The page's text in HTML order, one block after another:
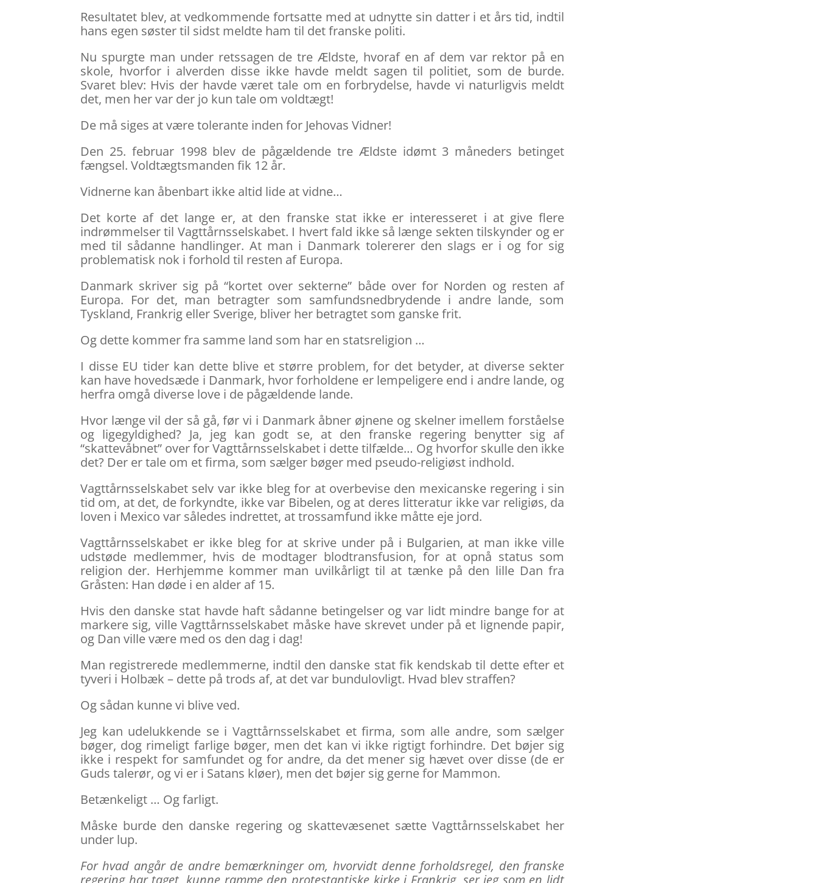
Resultatet blev, at vedkommende fortsatte med at udnytte sin datter i et års tid, indtil
hans egen søster til sidst meldte ham til det franske politi.
Nu spurgte man under retssagen de tre Ældste, hvoraf en af dem var rektor på en
skole, hvorfor i alverden disse ikke havde meldt sagen til politiet, som de burde.
Svaret blev: Hvis der havde været tale om en forbrydelse, havde vi naturligvis meldt
det, men her var der jo kun tale om voldtægt!
De må siges at være tolerante inden for Jehovas Vidner!
Den 25. februar 1998 blev de pågældende tre Ældste idømt 3 måneders betinget
fængsel. Voldtægtsmanden fik 12 år.
Vidnerne kan åbenbart ikke altid lide at vidne…
Det korte af det lange er, at den franske stat ikke er interesseret i at give flere
indrømmelser til Vagttårnsselskabet. I hvert fald ikke så længe sekten tilskynder og er
med til sådanne handlinger. At man i Danmark tolererer den slags er i og for sig
problematisk nok i forhold til resten af Europa.
Danmark skriver sig på “kortet over sekterne” både over for Norden og resten af
Europa. For det, man betragter som samfundsnedbrydende i andre lande, som
Tyskland, Frankrig eller Sverige, bliver her betragtet som ganske frit.
Og dette kommer fra samme land som har en statsreligion …
I disse EU tider kan dette blive et større problem, for det betyder, at diverse sekter
kan have hovedsæde i Danmark, hvor forholdene er lempeligere end i andre lande, og
herfra omgå diverse love i de pågældende lande.
Hvor længe vil der så gå, før vi i Danmark åbner øjnene og skelner imellem forståelse
og ligegyldighed? Ja, jeg kan godt se, at den franske regering benytter sig af
“skattevåbnet” over for Vagttårnsselskabet i dette tilfælde… Og hvorfor skulle den ikke
det? Der er tale om et firma, som sælger bøger med pseudo-religiøst indhold.
Vagttårnsselskabet selv var ikke bleg for at overbevise den mexicanske regering i sin
tid om, at det, de forkyndte, ikke var Bibelen, og at deres litteratur ikke var religiøs, da
loven i Mexico var således indrettet, at trossamfund ikke måtte eje jord.
Vagttårnsselskabet er ikke bleg for at skrive under på i Bulgarien, at man ikke ville
udstøde medlemmer, hvis de modtager blodtransfusion, for at opnå status som
religion der. Herhjemme kommer man uvilkårligt til at tænke på den lille Dan fra
Gråsten: Han døde i en alder af 15.
Hvis den danske stat havde haft sådanne betingelser og var lidt mindre bange for at
markere sig, ville Vagttårnsselskabet måske have skrevet under på et lignende papir,
og Dan ville være med os den dag i dag!
Man registrerede medlemmerne, indtil den danske stat fik kendskab til dette efter et
tyveri i Holbæk – dette på trods af, at det var bundulovligt. Hvad blev straffen?
Og sådan kunne vi blive ved.
Jeg kan udelukkende se i Vagttårnsselskabet et firma, som alle andre, som sælger
bøger, dog rimeligt farlige bøger, men det kan vi ikke rigtigt forhindre. Det bøjer sig
ikke i respekt for samfundet og for andre, da det mener sig hævet over disse (de er
Guds talerør, og vi er i Satans kløer), men det bøjer sig gerne for Mammon.
Betænkeligt … Og farligt.
Måske burde den danske regering og skattevæsenet sætte Vagttårnsselskabet her
under lup.
For hvad angår de andre bemærkninger om, hvorvidt denne forholdsregel, den franske